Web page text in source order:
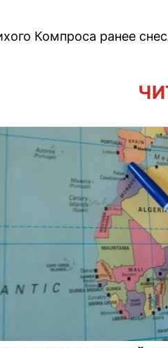
Компроса ранее